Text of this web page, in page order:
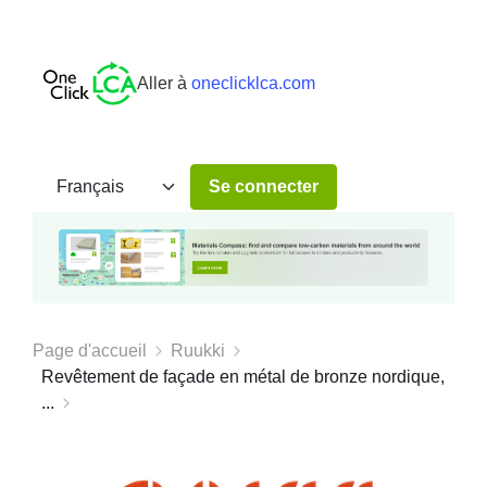
Aller à oneclicklca.com
Se connecter
Page d'accueil
Ruukki
Revêtement de façade en métal de bronze nordique,
...